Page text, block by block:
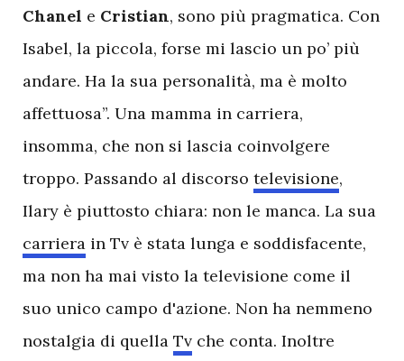
Chanel e Cristian, sono più pragmatica. Con
Isabel, la piccola, forse mi lascio un po’ più
andare. Ha la sua personalità, ma è molto
affettuosa”. Una mamma in carriera,
insomma, che non si lascia coinvolgere
troppo. Passando al discorso televisione,
Ilary è piuttosto chiara: non le manca. La sua
carriera in Tv è stata lunga e soddisfacente,
ma non ha mai visto la televisione come il
suo unico campo d'azione. Non ha nemmeno
nostalgia di quella Tv che conta. Inoltre